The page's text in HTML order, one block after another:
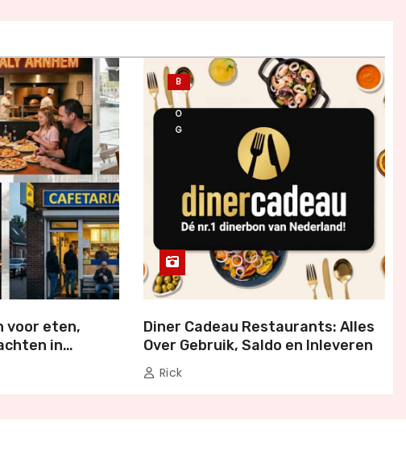
voor eten,
in
B
L
O
G
Diner Cadeau Restaurants: Alles
Over Gebruik, Saldo en Inleveren
Rick